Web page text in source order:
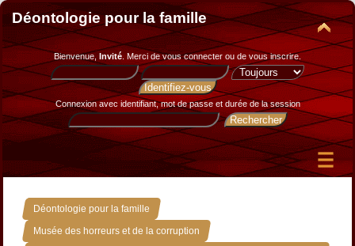
Déontologie pour la famille
Bienvenue, Invité. Merci devous connecter ou de vous inscrire.
Connexion avec identifiant, mot de passe et durée de la session
Déontologie pour la famille »
Musée des horreurs et de la corruption »